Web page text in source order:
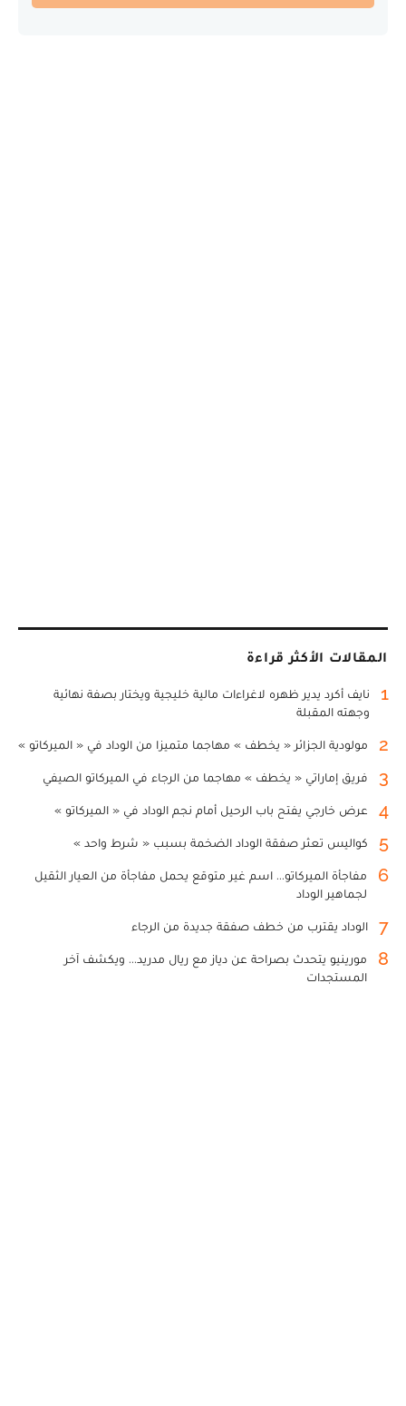
المقالات الأكثر قراءة
1
نايف أكرد يدير ظهره لاغراءات مالية خليجية ويختار بصفة نهائية
وجهته المقبلة
2 مولودية الجزائر « يخطف » مهاجما متميزا من الوداد في « الميركاتو »
3 فريق إماراتي « يخطف » مهاجما من الرجاء في الميركاتو الصيفي
4 عرض خارجي يفتح باب الرحيل أمام نجم الوداد في « الميركاتو »
5 كواليس تعثر صفقة الوداد الضخمة بسبب « شرط واحد »
6
مفاجأة الميركاتو... اسم غير متوقع يحمل مفاجأة من العيار الثقيل
لجماهير الوداد
7 الوداد يقترب من خطف صفقة جديدة من الرجاء
8
مورينيو يتحدث بصراحة عن دياز مع ريال مدريد... ويكشف آخر
المستجدات